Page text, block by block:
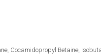
Cocamidopropyl Betaine,